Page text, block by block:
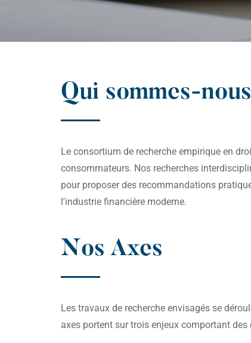
Qui sommes-
Le consortium de recherche empirique en
consommateurs. Nos recherches
pour proposer des recommandations
l'industrie financière moderne.
Nos Axes
Les travaux de recherche envisagés se
axes portent sur trois enjeux comportant